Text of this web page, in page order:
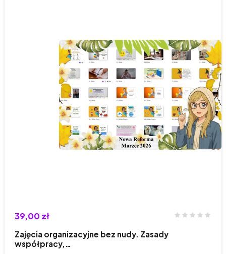
39,00 zł
Zajęcia organizacyjne bez nudy. Zasady
współpracy,…